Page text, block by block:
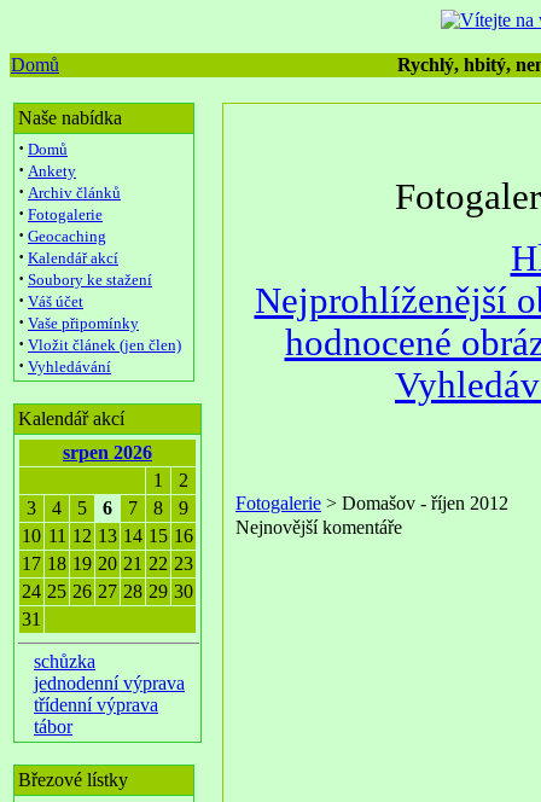
Domů Rychlý, hbitý,
Naše nabídka
· Domů
· Ankety
· Archiv článků
· Fotogalerie
· Geocaching
· Kalendář akcí
· Soubory ke stažení
· Váš účet
· Vaše připomínky
· Vložit článek (jen člen)
· Vyhledávání
Kalendář akcí
srpen 2026
1
2
3
4 5 6 7 8
9
10 11 12 13 14 15 16
17 18 19 20 21 22 23
24 25 26 27 28 29 30
31
schůzka
jednodenní výprava
třídenní výprava
tábor
Březové lístky
Nejprohlíženější
hodnocené
Fotogalerie > Domašov - říjen 2012
Nejnovější komentáře